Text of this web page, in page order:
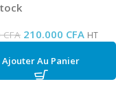
CFA 210.000 CFA HT
Ajouter Au Panier